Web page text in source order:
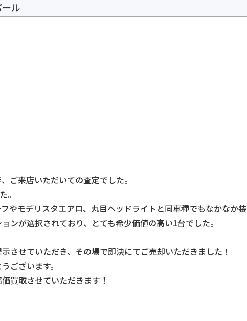
ル
ご来店いただいての査定でした。
。
やモデリスタエアロ、丸目ヘッドライトと同車種でもなかなか装
ンが選択されており、とても希少価値の高い1台でした。
させていただき、その場で即決にてご売却いただきました！
ございます。
買取させていただきます！